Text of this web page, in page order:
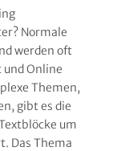
Normale
werden oft
und Online
Themen,
gibt es die
um
Das Thema